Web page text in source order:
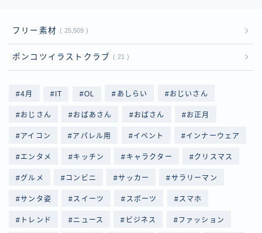
フリー素材 25,509
ポンコツイラストクラブ 21
4月 IT OL あしらい おじいさん
おじさん おばあさん おばさん お正月
アイコン アパレル用 イベント インナーウェア
エンタメ キッチン キャラクター クリスマス
グルメ コンビニ サッカー サラリーマン
サンタ姿 スイーツ スポーツ スマホ
トレンド ニュース ビジネス ファッション